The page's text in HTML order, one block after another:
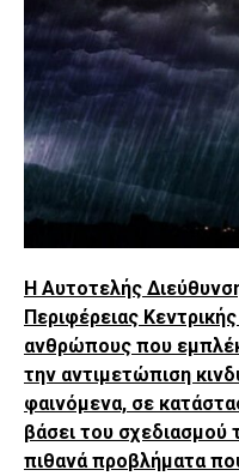
Η Αυτοτελής
Περιφέρειας
ανθρώπους που
την αντιμετώπιση
φαινόμενα, σε
βάσει του σχεδιασμού
πιθανά προβλήματα